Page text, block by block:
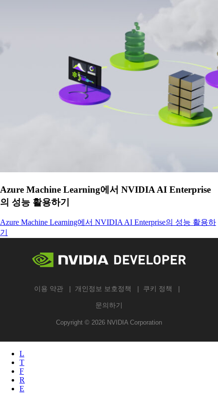
Azure Machine Learning에서 NVIDIA AI Enterprise
의 성능 활용하기
Azure Machine Learning에서 NVIDIA AI Enterprise의 성능 활용하
기
이용 약관 개인정보 보호정책 쿠키 정책
문의하기
Copyright © 2026 NVIDIA Corporation
L
T
F
R
E